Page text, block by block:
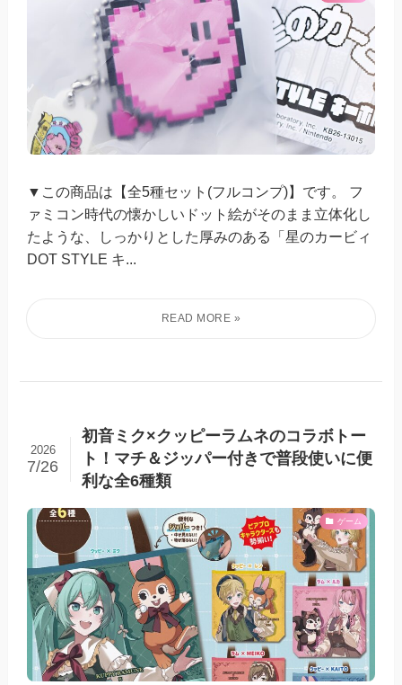
▼この商品は【全5種セット(フルコンプ)】です。 フ
ァミコン時代の懐かしいドット絵がそのまま立体化し
たような、しっかりとした厚みのある「星のカービィ
DOT STYLE キ...
初音ミク×クッピーラムネのコラボトー
ト！マチ＆ジッパー付きで普段使いに便
利な全6種類
2026
7/26
ゲーム